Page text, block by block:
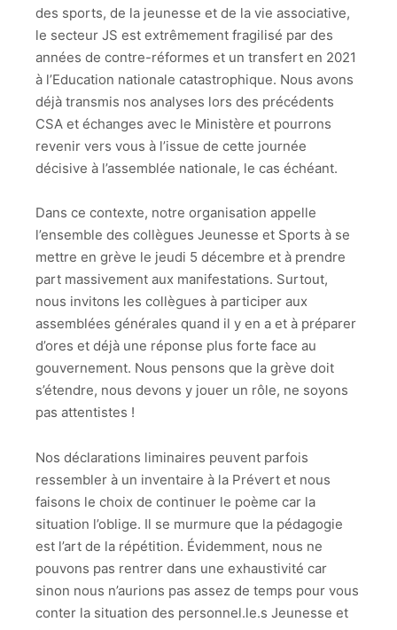
des sports, de la jeunesse et de la vie associative,
le secteur JS est extrêmement fragilisé par des
années de contre-réformes et un transfert en 2021
à l’Education nationale catastrophique. Nous avons
déjà transmis nos analyses lors des précédents
CSA et échanges avec le Ministère et pourrons
revenir vers vous à l’issue de cette journée
décisive à l’assemblée nationale, le cas échéant.
Dans ce contexte, notre organisation appelle
l’ensemble des collègues Jeunesse et Sports à se
mettre en grève le jeudi 5 décembre et à prendre
part massivement aux manifestations. Surtout,
nous invitons les collègues à participer aux
assemblées générales quand il y en a et à préparer
d’ores et déjà une réponse plus forte face au
gouvernement. Nous pensons que la grève doit
s’étendre, nous devons y jouer un rôle, ne soyons
pas attentistes !
Nos déclarations liminaires peuvent parfois
ressembler à un inventaire à la Prévert et nous
faisons le choix de continuer le poème car la
situation l’oblige. Il se murmure que la pédagogie
est l’art de la répétition. Évidemment, nous ne
pouvons pas rentrer dans une exhaustivité car
sinon nous n’aurions pas assez de temps pour vous
conter la situation des personnel.le.s Jeunesse et